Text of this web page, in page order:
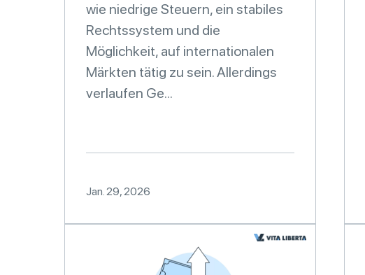
wie niedrige Steuern, ein stabiles
Rechtssystem und die
Möglichkeit, auf internationalen
Märkten tätig zu sein. Allerdings
verlaufen Ge...
Jan. 29, 2026